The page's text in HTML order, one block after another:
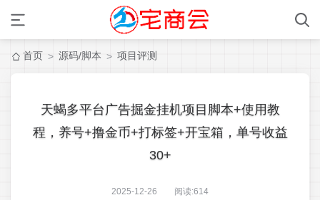
首页 > 源码/脚本 > 项目评测
天蝎多平台广告掘金挂机项目脚本+使用教
程，养号+撸金币+打标签+开宝箱，单号收益
30+
2025-12-26 阅读:614